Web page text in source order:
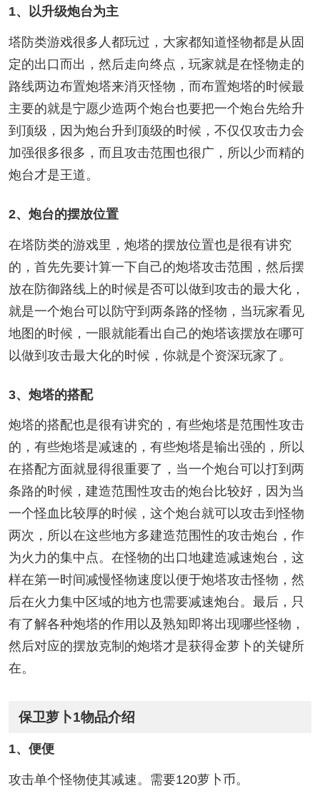
1、以升级炮台为主
塔防类游戏很多人都玩过，大家都知道怪物都是从固
定的出口而出，然后走向终点，玩家就是在怪物走的
路线两边布置炮塔来消灭怪物，而布置炮塔的时候最
主要的就是宁愿少造两个炮台也要把一个炮台先给升
到顶级，因为炮台升到顶级的时候，不仅仅攻击力会
加强很多很多，而且攻击范围也很广，所以少而精的
炮台才是王道。
2、炮台的摆放位置
在塔防类的游戏里，炮塔的摆放位置也是很有讲究
的，首先先要计算一下自己的炮塔攻击范围，然后摆
放在防御路线上的时候是否可以做到攻击的最大化，
就是一个炮台可以防守到两条路的怪物，当玩家看见
地图的时候，一眼就能看出自己的炮塔该摆放在哪可
以做到攻击最大化的时候，你就是个资深玩家了。
3、炮塔的搭配
炮塔的搭配也是很有讲究的，有些炮塔是范围性攻击
的，有些炮塔是减速的，有些炮塔是输出强的，所以
在搭配方面就显得很重要了，当一个炮台可以打到两
条路的时候，建造范围性攻击的炮台比较好，因为当
一个怪血比较厚的时候，这个炮台就可以攻击到怪物
两次，所以在这些地方多建造范围性的攻击炮台，作
为火力的集中点。在怪物的出口地建造减速炮台，这
样在第一时间减慢怪物速度以便于炮塔攻击怪物，然
后在火力集中区域的地方也需要减速炮台。最后，只
有了解各种炮塔的作用以及熟知即将出现哪些怪物，
然后对应的摆放克制的炮塔才是获得金萝卜的关键所
在。
保卫萝卜1物品介绍
1、便便
攻击单个怪物使其减速。需要120萝卜币。